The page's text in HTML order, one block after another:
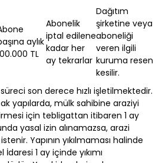
aylık
TL
Abonelik
iptal edilene
kadar her
ay tekrarlar
Dağıtım
şirketine veya
aboneliği
veren ilgili
kuruma resen
kesilir.
son derece hızlı işletilmektedir.
yapılarda, mülk sahibine araziyi
için tebligattan itibaren 1 ay
yasal izin alınamazsa, arazi
Yapının yıkılmaması halinde
1 ay içinde yıkımı